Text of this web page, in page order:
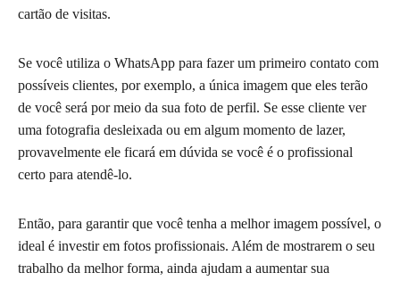
cartão de visitas.
Se você utiliza o WhatsApp para fazer um primeiro contato com
possíveis clientes, por exemplo, a única imagem que eles terão
de você será por meio da sua foto de perfil. Se esse cliente ver
uma fotografia desleixada ou em algum momento de lazer,
provavelmente ele ficará em dúvida se você é o profissional
certo para atendê-lo.
Então, para garantir que você tenha a melhor imagem possível, o
ideal é investir em fotos profissionais. Além de mostrarem o seu
trabalho da melhor forma, ainda ajudam a aumentar sua